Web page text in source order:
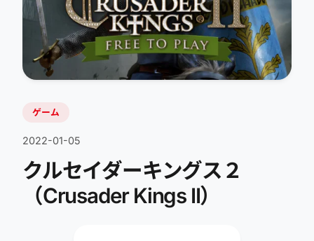
ゲーム
2022-01-05
クルセイダーキングス２
（Crusader Kings II）